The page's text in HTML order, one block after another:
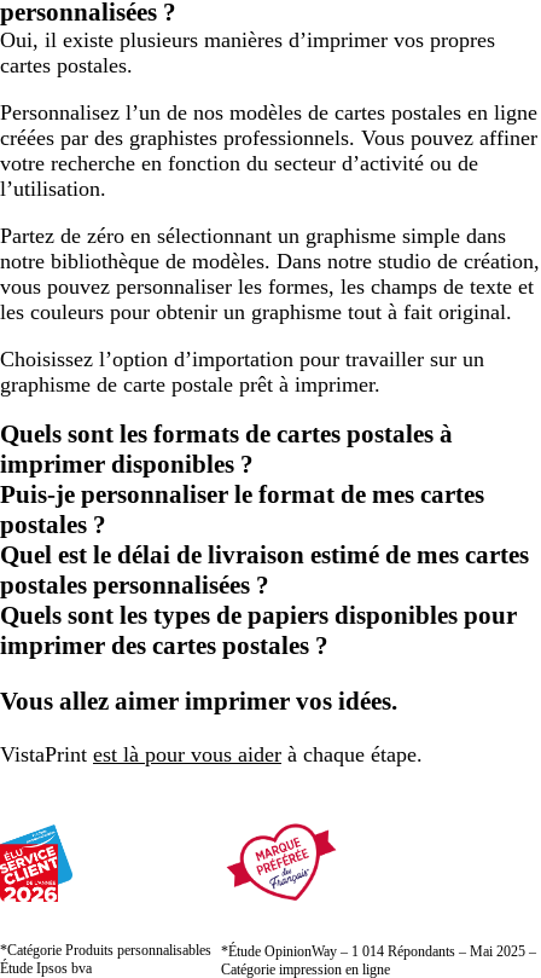
personnalisées ?
Oui, il existe plusieurs manières d’imprimer vos propres
cartes postales.
Personnalisez l’un de nos modèles de cartes postales en ligne
créées par des graphistes professionnels. Vous pouvez affiner
votre recherche en fonction du secteur d’activité ou de
l’utilisation.
Partez de zéro en sélectionnant un graphisme simple dans
notre bibliothèque de modèles. Dans notre studio de création,
vous pouvez personnaliser les formes, les champs de texte et
les couleurs pour obtenir un graphisme tout à fait original.
Choisissez l’option d’importation pour travailler sur un
graphisme de carte postale prêt à imprimer.
Quels sont les formats de cartes postales à
imprimer disponibles ?
Puis-je personnaliser le format de mes cartes
postales ?
Quel est le délai de livraison estimé de mes cartes
postales personnalisées ?
Quels sont les types de papiers disponibles pour
imprimer des cartes postales ?
Vous allez aimer imprimer vos idées.
VistaPrint est là pour vous aider à chaque étape.
*Catégorie Produits personnalisables
Étude Ipsos bva
*Étude OpinionWay – 1 014 Répondants – Mai 2025 –
Catégorie impression en ligne